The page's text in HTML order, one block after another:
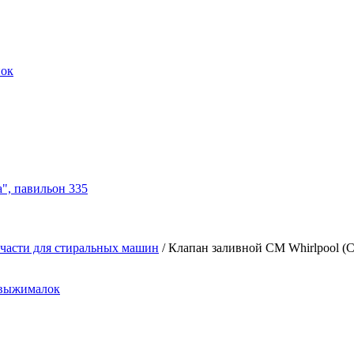
павильон 335
для стиральных машин /Клапан заливной СМ Whirlpool